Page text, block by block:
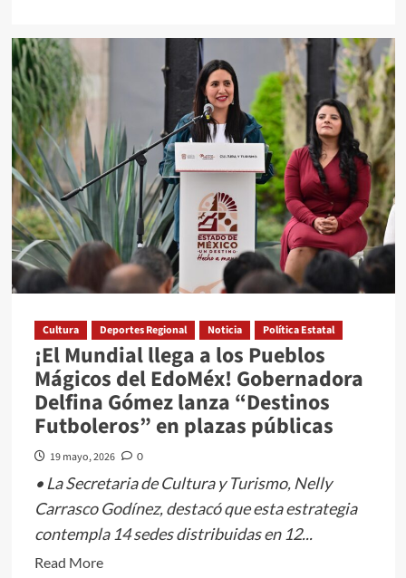
about
recibir
el
Mundial
2026
con
la
Ruta
del
y
la
Flor
Cultura Deportes Regional Noticia Política Estatal
¡El Mundial llega a los Pueblos
Mágicos del EdoMéx! Gobernadora
Delfina Gómez lanza “Destinos
Futboleros” en plazas públicas
19 mayo, 2026 0
•⁠ ⁠La Secretaria de Cultura y Turismo, Nelly
Carrasco Godínez, destacó que esta estrategia
contempla 14 sedes distribuidas en 12...
Read MoreRead